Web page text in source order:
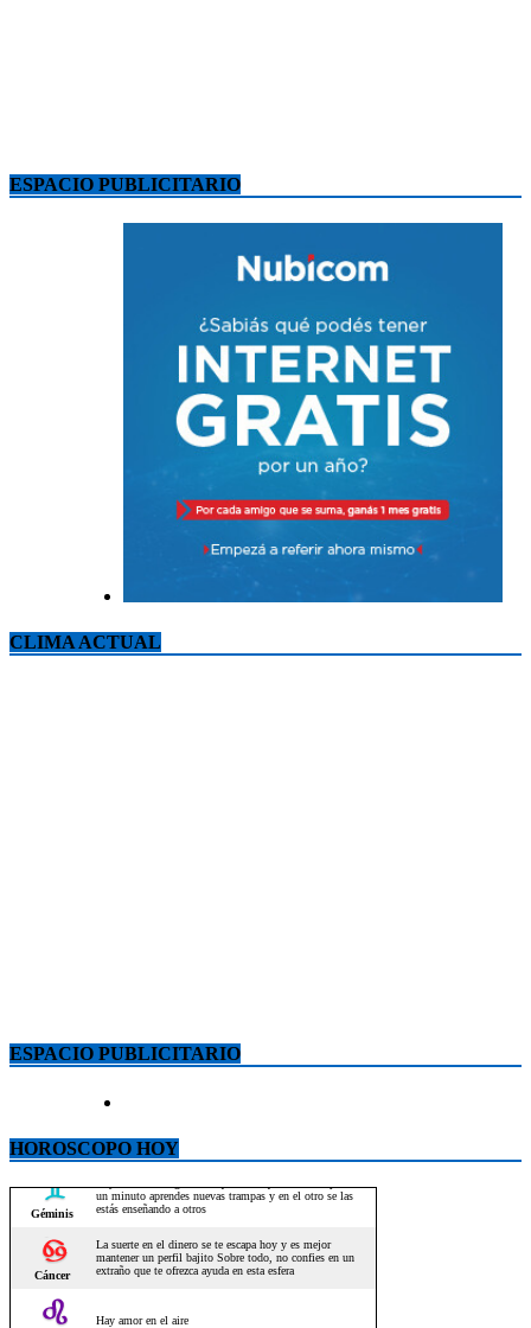
ESPACIO PUBLICITARIO
CLIMA ACTUAL
ESPACIO PUBLICITARIO
HOROSCOPO HOY